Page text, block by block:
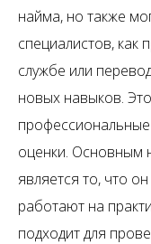
найма, но также
специалистов, как
службе или
новых навыков.
оценки. Основным
является то, что
работают на
подходит для